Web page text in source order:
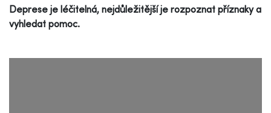
Deprese je léčitelná, nejdůležitější je rozpoznat příznaky a
vyhledat pomoc.